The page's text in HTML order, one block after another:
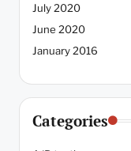
July 2020
June 2020
January 2016
Categories